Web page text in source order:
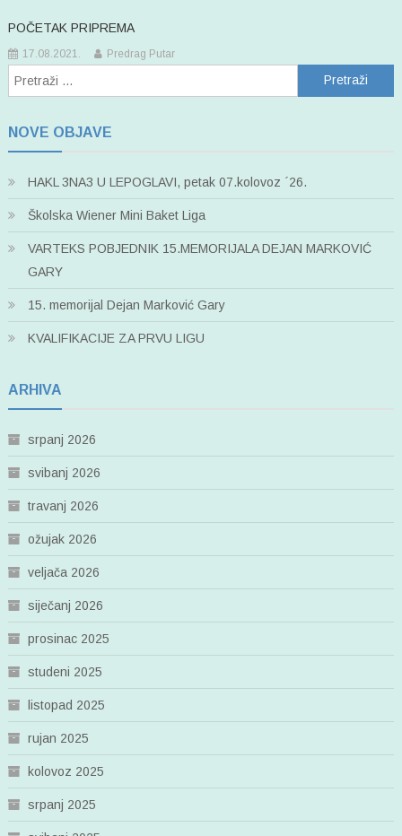
POČETAK PRIPREMA
17.08.2021. Predrag Putar
Pretraži:
NOVE OBJAVE
HAKL 3NA3 U LEPOGLAVI, petak 07.kolovoz ´26.
Školska Wiener Mini Baket Liga
VARTEKS POBJEDNIK 15.MEMORIJALA DEJAN MARKOVIĆ
GARY
15. memorijal Dejan Marković Gary
KVALIFIKACIJE ZA PRVU LIGU
ARHIVA
srpanj 2026
svibanj 2026
travanj 2026
ožujak 2026
veljača 2026
siječanj 2026
prosinac 2025
studeni 2025
listopad 2025
rujan 2025
kolovoz 2025
srpanj 2025